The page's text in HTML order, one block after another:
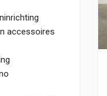
accessoires